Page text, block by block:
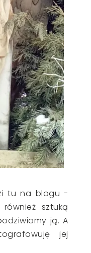
tu na blogu -
sztuką
ją. A
jej